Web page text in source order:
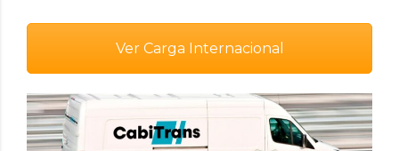
Ver Carga Internacional